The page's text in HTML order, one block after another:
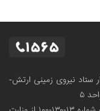
ستاد نیروی زمینی ارتش-
۵